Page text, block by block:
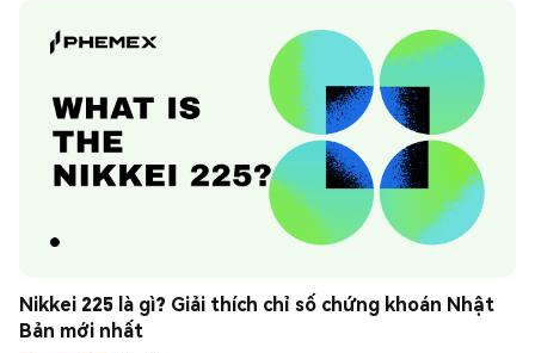
Nikkei 225 là gì? Giải thích chỉ số chứng khoán Nhật
Bản mới nhất